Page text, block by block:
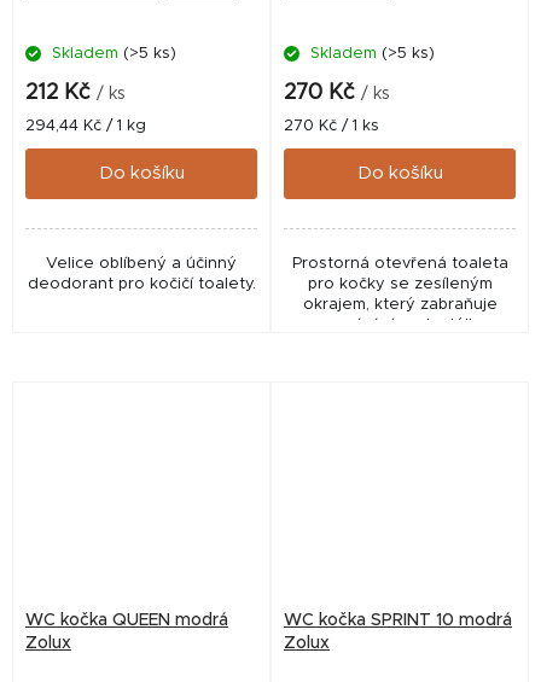
Skladem (>5 ks)
212 Kč / ks
Měrná
cena:
294,44 Kč / 1 kg
Do košíku
Velice oblíbený a účinný
deodorant pro kočičí toalety.
Skladem (>5 ks)
270 Kč / ks
Měrná
cena:
270 Kč / 1 ks
Do košíku
Prostorná otevřená toaleta
pro kočky se zesíleným
okrajem, který zabraňuje
vysypávání podestýlky.
WC kočka QUEEN modrá
Zolux
WC kočka SPRINT 10 modrá
Zolux